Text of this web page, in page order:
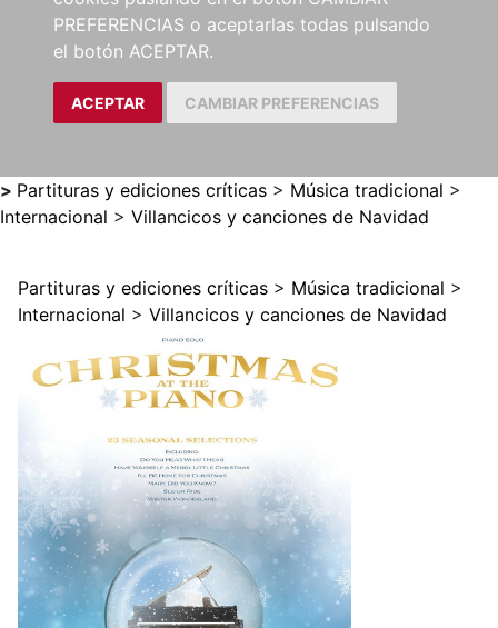
PREFERENCIAS o aceptarlas todas pulsando
el botón ACEPTAR.
ACEPTAR CAMBIAR PREFERENCIAS
> Partituras y ediciones críticas > Música tradicional >
Internacional > Villancicos y canciones de Navidad
Partituras y ediciones críticas > Música tradicional >
Internacional > Villancicos y canciones de Navidad